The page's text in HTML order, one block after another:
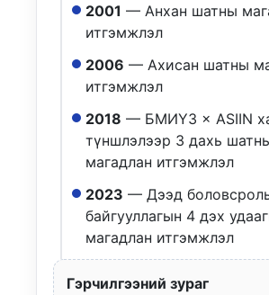
2001 — Анхан шатны
итгэмжлэл
2006 — Ахисан шатны
итгэмжлэл
2018 — БМИҮЗ × ASIIN
түншлэлээр 3 дахь
магадлан итгэмжлэл
2023 — Дээд
байгууллагын 4 дэх
магадлан итгэмжлэл
Гэрчилгээний зураг